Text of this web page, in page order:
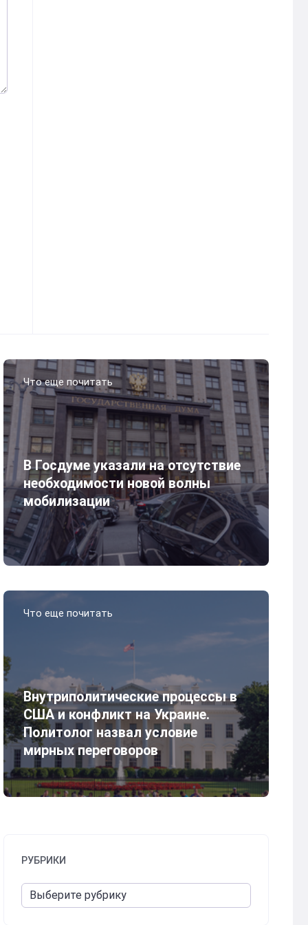
Что еще почитать
В Госдуме указали на отсутствие
необходимости новой волны
мобилизации
Что еще почитать
Внутриполитические процессы в
США и конфликт на Украине.
Политолог назвал условие
мирных переговоров
РУБРИКИ